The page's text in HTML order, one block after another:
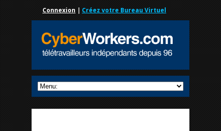
Connexion | Créez votre Bureau Virtuel